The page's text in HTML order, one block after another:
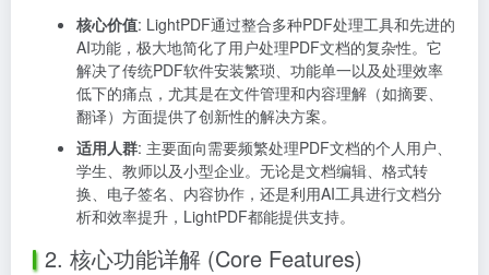
核心价值: LightPDF通过整合多种PDF处理工具和先进的
AI功能，极大地简化了用户处理PDF文档的复杂性。它
解决了传统PDF软件安装繁琐、功能单一以及处理效率
低下的痛点，尤其是在文件管理和内容理解（如摘要、
翻译）方面提供了创新性的解决方案。
适用人群: 主要面向需要频繁处理PDF文档的个人用户、
学生、教师以及小型企业。无论是文档编辑、格式转
换、电子签名、内容协作，还是利用AI工具进行文档分
析和效率提升，LightPDF都能提供支持。
2. 核心功能详解 (Core Features)